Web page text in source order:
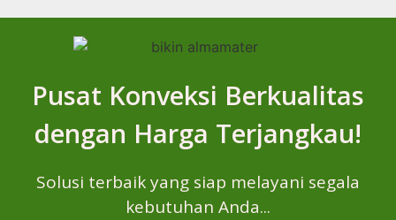
Pusat Konveksi Berkualitas
dengan Harga Terjangkau!
Solusi terbaik yang siap melayani segala
kebutuhan Anda...